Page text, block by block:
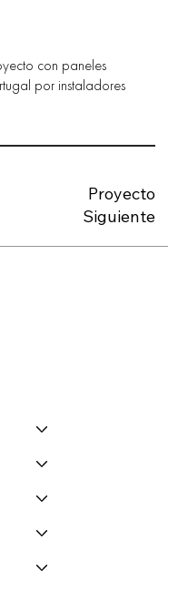
Proyecto
Siguiente
con paneles
por instaladores